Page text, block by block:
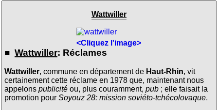
Wattwiller
<Cliquez l'image>
■ Wattwiller: Réclames
Wattwiller, commune en département de Haut-Rhin, vit
certainement cette réclame en 1978 que, maintenant nous
appelons publicitéou, plus couramment, pub; elle faisait la
promotion pour Soyouz 28: mission soviéto-tchécolovaque.